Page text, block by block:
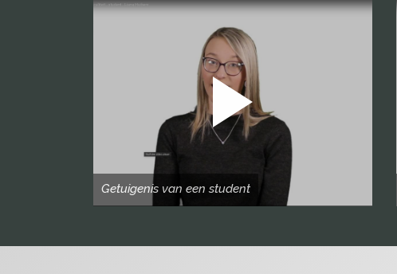
Getuigenis van een student